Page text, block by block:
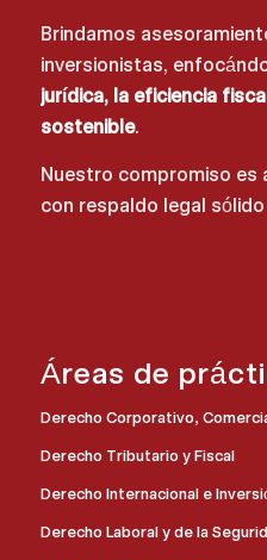
Brindamos
inversionistas,
jurídica, la eficiencia
sostenible.
Nuestro compromiso es
con respaldo legal
Áreas de
Derecho Corporativo,
Derecho Tributario y Fiscal
Derecho Internacional e
Derecho Laboral y de la